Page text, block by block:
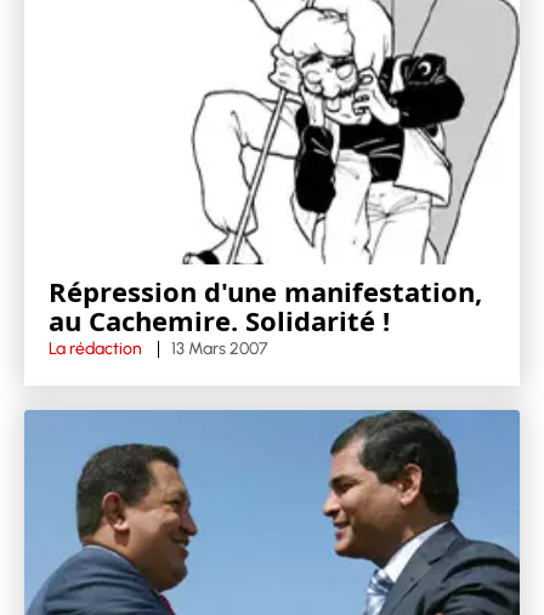
Répression d'une manifestation,
au Cachemire. Solidarité !
La rédaction 13 Mars 2007